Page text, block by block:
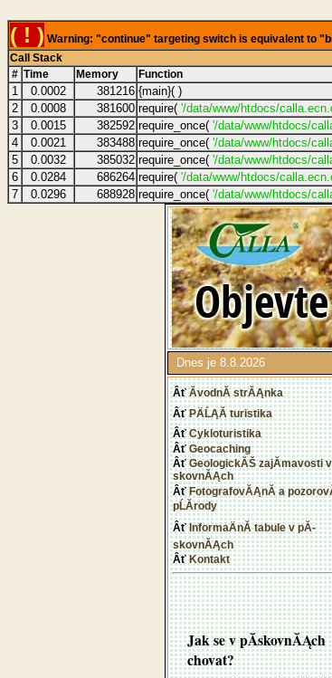
( ! ) Warning: "continue" targeting switch is equivalent to
Call Stack
# Time Memory Function
1 0.0002 381216 {main}( )
2
0.0008 381600 require( '/data/www/htdocs/
3
0.0015 382592 require_once( '/data/www/htdocs/
4
0.0021 383488 require_once( '/data/www/htdocs/
5
0.0032 385032 require_once( '/data/www/htdocs/
6
0.0284 686264 require( '/data/www/htdocs/
7
0.0296 688928 require_once( '/data/www/htdocs/
Dnes je 8.8.2026
ĂvodnĂ­ strĂĄnka
PÄĹĄĂ­ turistika
Cykloturistika
Geocaching
GeologickĂŠ zajĂ­mavosti
skovnĂĄch
FotografovĂĄnĂ­ a
pĹĂ­rody
InformaÄnĂ­ tabule v pĂ­
skovnĂĄch
Kontakt
Jak se v pĂ­skovnĂĄch
chovat?